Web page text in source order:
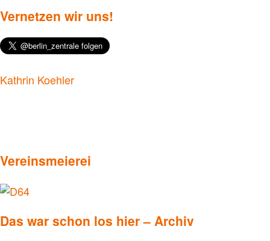
Vernetzen wir uns!
Kathrin Koehler
Vereinsmeierei
Das war schon los hier – Archiv